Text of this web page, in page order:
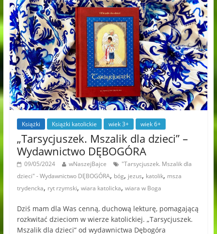
Książki Książki katolickie wiek 3+ wiek 6+
„Tarsycjuszek. Mszalik dla dzieci” –
Wydawnictwo DĘBOGÓRA
09/05/2024 wNaszejBajce
"Tarsycjuszek. Mszalik dla
dzieci" - Wydawnictwo DĘBOGÓRA, bóg, jezus, katolik, msza
trydencka, ryt rzymski, wiara katolicka, wiara w Boga
Dziś mam dla Was cenną, duchową lekturę, pomagającą
rozkwitać dzieciom w wierze katolickiej. „Tarsycjuszek.
Mszalik dla dzieci” od wydawnictwa Dębogóra